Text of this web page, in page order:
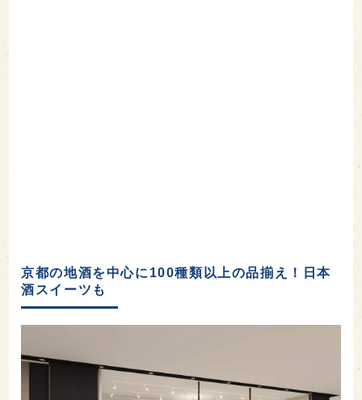
京都の地酒を中心に100種類以上の品揃え！日本
酒スイーツも